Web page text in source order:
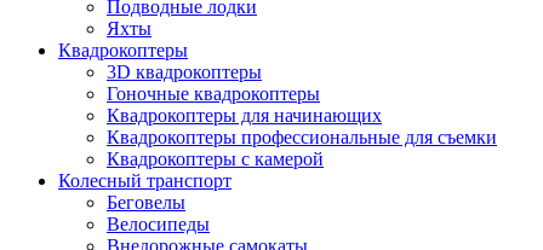
Подводные лодки
Яхты
Квадрокоптеры
3D квадрокоптеры
Гоночные квадрокоптеры
Квадрокоптеры для начинающих
Квадрокоптеры профессиональные для съемки
Квадрокоптеры с камерой
Колесный транспорт
Беговелы
Велосипеды
Внедорожные самокаты